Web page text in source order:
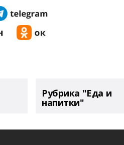
Рубрика "Еда и
напитки"